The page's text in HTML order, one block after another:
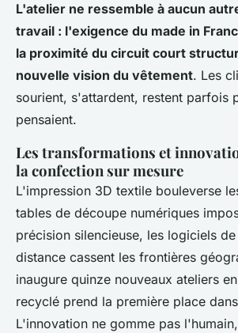
L'atelier ne ressemble à aucun
travail : l'exigence du made in
la proximité du circuit court
nouvelle vision du vêtement. Les
sourient, s'attardent, restent parfois
pensaient.
Les transformations et
la confection sur mesure
L'impression 3D textile bouleverse
tables de découpe numériques
précision silencieuse, les logiciels de
distance cassent les frontières
inaugure quinze nouveaux ateliers
recyclé prend la première place
L'innovation ne gomme pas